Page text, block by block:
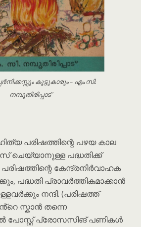
കൂട്ടുകാരും – എം.സി.
നമ്പൂതിരിപ്പാട്
പരിഷത്തിന്റെ പഴയ കാല
ചെയ്യാനുള്ള പദ്ധതിക്ക്
കേന്ദ്രനിര്‍വാഹക
പദ്ധതി പ്രാവർത്തികമാക്കാൻ
നന്ദി. (പരിഷത്ത്
സ്കാൻ തന്നെ
പോസ്റ്റ് പ്രോസസിങ് പണികൾ